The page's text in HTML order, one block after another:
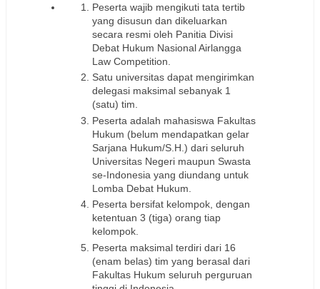
Peserta wajib mengikuti tata tertib
yang disusun dan dikeluarkan
secara resmi oleh Panitia Divisi
Debat Hukum Nasional Airlangga
Law Competition.
Satu universitas dapat mengirimkan
delegasi maksimal sebanyak 1
(satu) tim.
Peserta adalah mahasiswa Fakultas
Hukum (belum mendapatkan gelar
Sarjana Hukum/S.H.) dari seluruh
Universitas Negeri maupun Swasta
se-Indonesia yang diundang untuk
Lomba Debat Hukum.
Peserta bersifat kelompok, dengan
ketentuan 3 (tiga) orang tiap
kelompok.
Peserta maksimal terdiri dari 16
(enam belas) tim yang berasal dari
Fakultas Hukum seluruh perguruan